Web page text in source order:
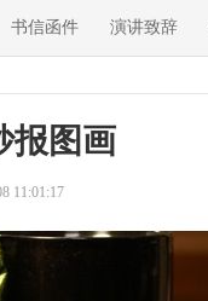
书信函件 演讲致辞
报图画
11:01:17